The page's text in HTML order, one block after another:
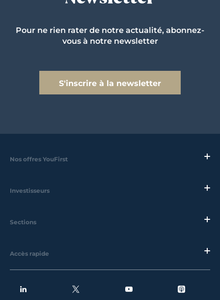
Pour ne rien rater de notre actualité, abonnez-
vous à notre newsletter
S'inscrire à la newsletter
Nos offres YouFirst
Investisseurs
Sections
Accès rapide